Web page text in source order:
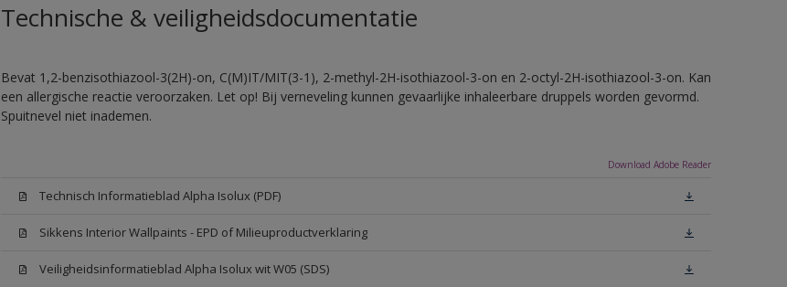
Technische & veiligheidsdocumentatie
Bevat 1,2-benzisothiazool-3(2H)-on, C(M)IT/MIT(3-1), 2-methyl-2H-isothiazool-3-on en 2-octyl-2H-isothiazool-3-on. Kan
een allergische reactie veroorzaken. Let op! Bij verneveling kunnen gevaarlijke inhaleerbare druppels worden gevormd.
Spuitnevel niet inademen.
Download Adobe Reader
Technisch Informatieblad Alpha Isolux (PDF)
Sikkens Interior Wallpaints - EPD of Milieuproductverklaring
Veiligheidsinformatieblad Alpha Isolux wit W05 (SDS)